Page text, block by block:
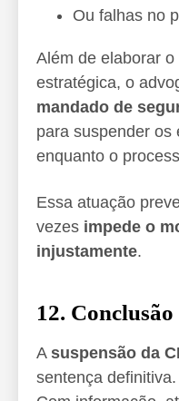
Ou falhas no
Além de elaborar
estratégica, o
mandado de
para suspender os
enquanto o
Essa atuação
vezes impede o
injustamente.
12. Conclusão
A suspensão da
sentença definitiva.